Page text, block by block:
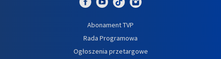
Abonament TVP
Rada Programowa
Ogłoszenia przetargowe